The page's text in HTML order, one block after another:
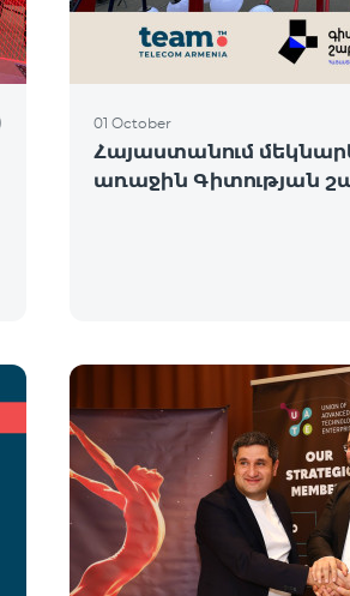
01 October
Հայաստանում
առաջին Գիտության